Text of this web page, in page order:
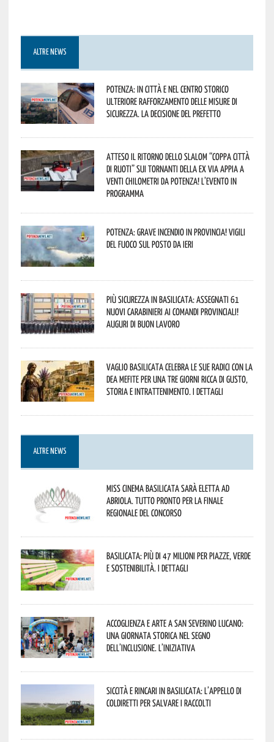
ALTRE NEWS
Potenza: in città e nel centro storico
ulteriore rafforzamento delle misure di
sicurezza. La decisione del Prefetto
Atteso il ritorno dello slalom “Coppa Città
di Ruoti” sui tornanti della ex via Appia a
venti chilometri da Potenza! L’evento in
programma
Potenza: grave incendio in Provincia! Vigili
del fuoco sul posto da ieri
Più sicurezza in Basilicata: assegnati 61
nuovi Carabinieri ai Comandi provinciali!
Auguri di buon lavoro
Vaglio Basilicata celebra le sue radici con la
Dea Mefite per una tre giorni ricca di gusto,
storia e intrattenimento. I dettagli
ALTRE NEWS
Miss Cinema Basilicata sarà eletta ad
Abriola. Tutto pronto per la finale
regionale del concorso
Basilicata: più di 47 milioni per piazze, verde
e sostenibilità. I dettagli
Accoglienza e arte a San Severino Lucano:
una giornata storica nel segno
dell’inclusione. L’iniziativa
Siccità e rincari in Basilicata: l’appello di
Coldiretti per salvare i raccolti